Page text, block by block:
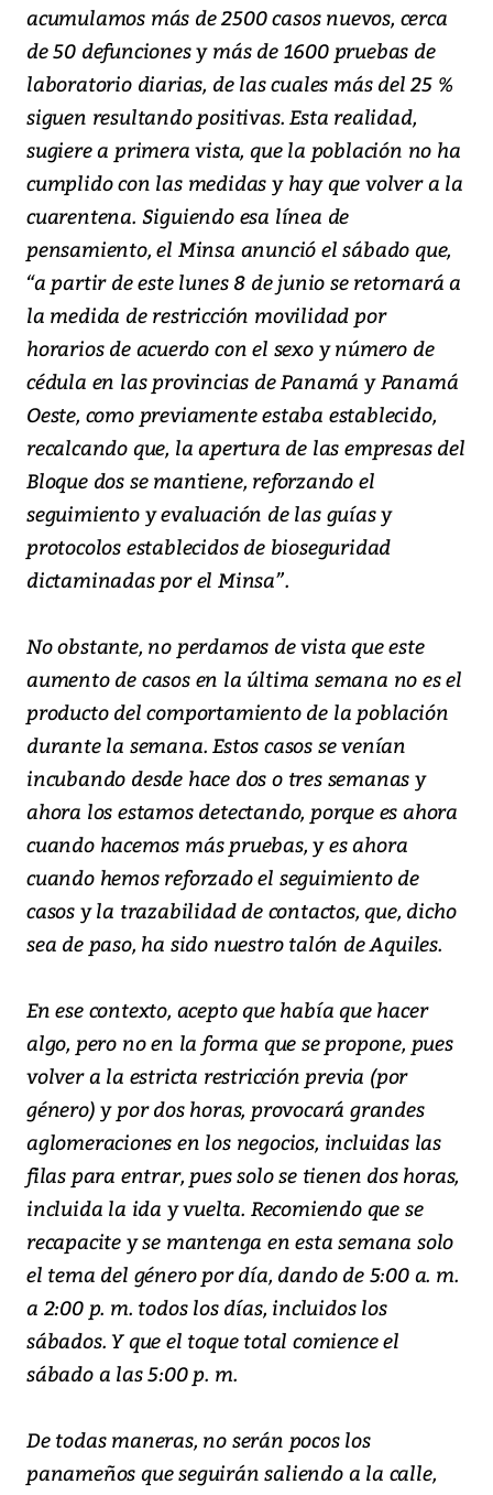
acumulamos más de 2500 casos nuevos, cerca
de 50 defunciones y más de 1600 pruebas de
laboratorio diarias, de las cuales más del 25 %
siguen resultando positivas. Esta realidad,
sugiere a primera vista, que la población no ha
cumplido con las medidas y hay que volver a la
cuarentena. Siguiendo esa línea de
pensamiento, el Minsa anunció el sábado que,
“a partir de este lunes 8 de junio se retornará a
la medida de restricción movilidad por
horarios de acuerdo con el sexo y número de
cédula en las provincias de Panamá y Panamá
Oeste, como previamente estaba establecido,
recalcando que, la apertura de las empresas del
Bloque dos se mantiene, reforzando el
seguimiento y evaluación de las guías y
protocolos establecidos de bioseguridad
dictaminadas por el Minsa”.
No obstante, no perdamos de vista que este
aumento de casos en la última semana no es el
producto del comportamiento de la población
durante la semana. Estos casos se venían
incubando desde hace dos o tres semanas y
ahora los estamos detectando, porque es ahora
cuando hacemos más pruebas, y es ahora
cuando hemos reforzado el seguimiento de
casos y la trazabilidad de contactos, que, dicho
sea de paso, ha sido nuestro talón de Aquiles.
En ese contexto, acepto que había que hacer
algo, pero no en la forma que se propone, pues
volver a la estricta restricción previa (por
género) y por dos horas, provocará grandes
aglomeraciones en los negocios, incluidas las
filas para entrar, pues solo se tienen dos horas,
incluida la ida y vuelta. Recomiendo que se
recapacite y se mantenga en esta semana solo
el tema del género por día, dando de 5:00 a. m.
a 2:00 p. m. todos los días, incluidos los
sábados. Y que el toque total comience el
sábado a las 5:00 p. m.
De todas maneras, no serán pocos los
panameños que seguirán saliendo a la calle,